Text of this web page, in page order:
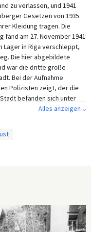
zu verlassen, und 1941
Gesetzen von 1935
Kleidung tragen. Die
am 27. November 1941
Lager in Riga verschleppt,
Die hier abgebildete
war die dritte große
Bei der Aufnahme
Polizisten zeigt, der die
befanden sich unter
Bild zeigt, wurden die
und
wurden. Nach den
Alles anzeigen ⌵